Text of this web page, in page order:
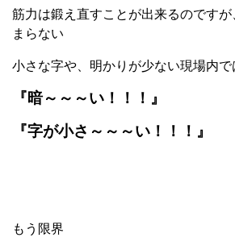
筋力は鍛え直すことが出来るのですが
まらない
小さな字や、明かりが少ない現場内
『暗～～～い！！！』
『字が小さ～～～い！！！』
もう限界